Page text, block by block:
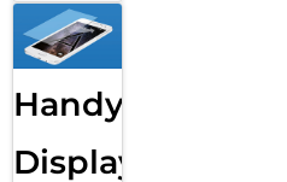
Handy
Displayfolie